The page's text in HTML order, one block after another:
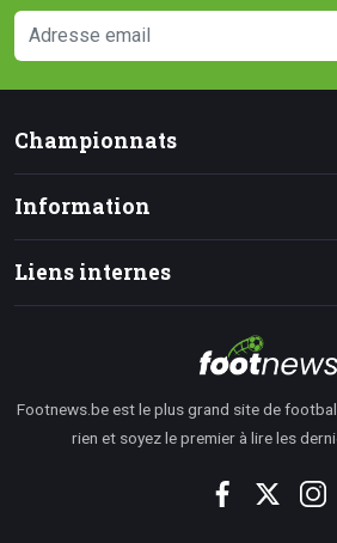
Championnats
Information
Liens internes
Footnews.be est le plus grand site de
rien et soyez le premier à lire les